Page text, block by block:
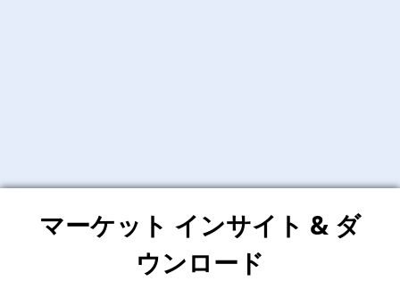
マーケット インサイト & ダ
ウンロード